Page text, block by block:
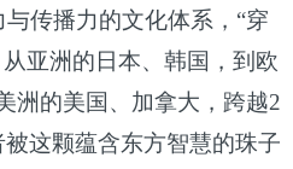
传播力的文化体系， “穿
亚洲的日本、韩国，到欧
洲的美国、加拿大，跨越2
这颗蕴含东方智慧的珠子